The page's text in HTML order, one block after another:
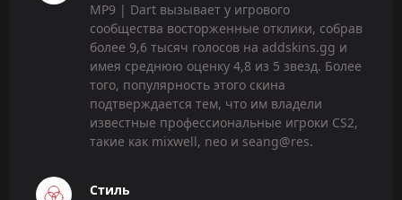
MP9 | Dart вызывает у игрового
сообщества восторженные отклики, собрав
более 9,6 тысяч голосов на addskins.gg и
имея среднюю оценку 4,8 из 5 звезд. Более
того, популярность этого скина
подтверждается тем, что им владели
известные профессиональные игроки CS2,
такие как mixwell, neo и seang@res.
Стиль